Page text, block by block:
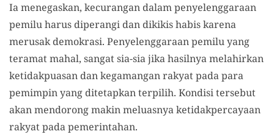
Ia menegaskan, kecurangan dalam penyelenggaraan
pemilu harus diperangi dan dikikis habis karena
merusak demokrasi. Penyelenggaraan pemilu yang
teramat mahal, sangat sia-sia jika hasilnya melahirkan
ketidakpuasan dan kegamangan rakyat pada para
pemimpin yang ditetapkan terpilih. Kondisi tersebut
akan mendorong makin meluasnya ketidakpercayaan
rakyat pada pemerintahan.